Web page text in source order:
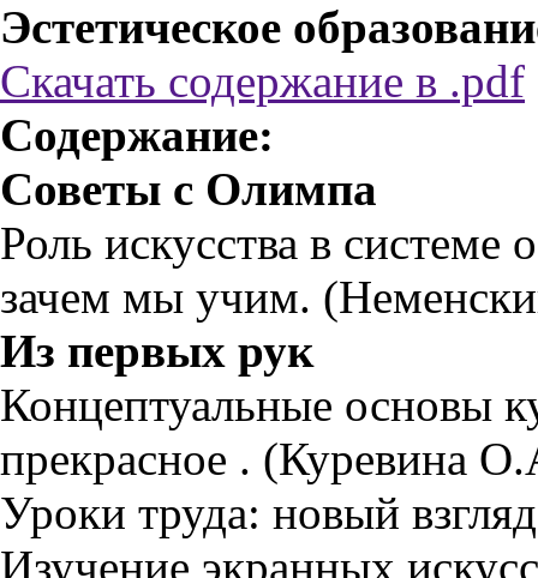
Эстетическое
Скачать содержание в .pdf
Содержание:
Советы с Олимпа
Роль искусства в
зачем мы учим.
Из первых рук
Концептуальные основы
прекрасное . (Куревина
Уроки труда: новый
Изучение экранных